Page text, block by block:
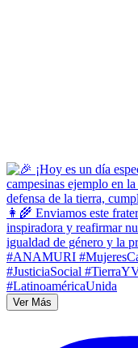
Ver Más